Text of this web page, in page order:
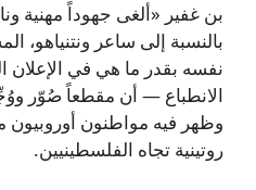
بن غفير «ألغى جهوداً مهنية
بالنسبة إلى ساعر ونتنياهو،
نفسه بقدر ما هي في الإعلان
الانطباع — أن مقطعاً صُوّر
وظهر فيه مواطنون أوروبيون
روتينية تجاه الفلسطينيين.